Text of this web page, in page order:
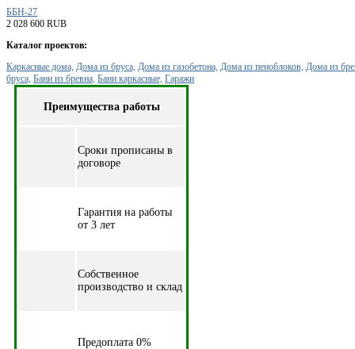
ББН-27
2 028 600 RUB
Каталог проектов:
Каркасные дома, Дома из бруса, Дома из газобетона, Дома из пеноблоков, Дома из
бруса, Бани из бревна, Бани каркасные, Гаражи
Преимущества работы
Cроки прописаны в
договоре
Гарантия на работы
от 3 лет
Собственное
производство и склад
Предоплата 0%